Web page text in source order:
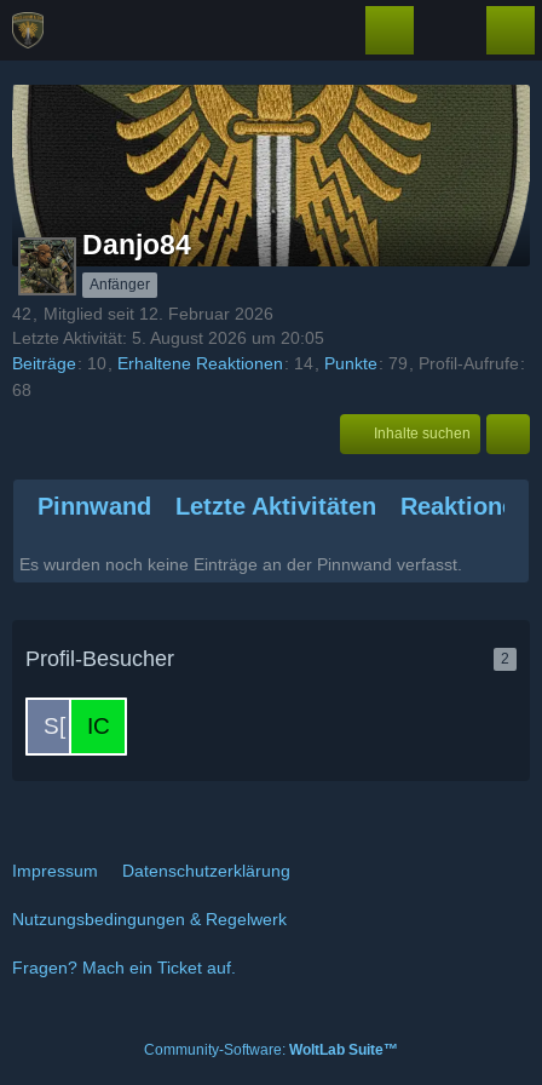
Danjo84
Anfänger
42
Mitglied seit 12. Februar 2026
Letzte Aktivität: 5. August 2026 um 20:05
Beiträge
10 Erhaltene Reaktionen 14 Punkte 79
Profil-Aufrufe
68
Inhalte suchen
Pinnwand Letzte Aktivitäten Reaktionen
Es wurden noch keine Einträge an der Pinnwand verfasst.
Profil-Besucher 2
Impressum Datenschutzerklärung
Nutzungsbedingungen & Regelwerk
Fragen? Mach ein Ticket auf.
Community-Software: WoltLab Suite™